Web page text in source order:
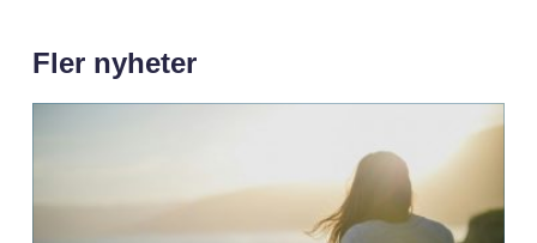
Fler nyheter